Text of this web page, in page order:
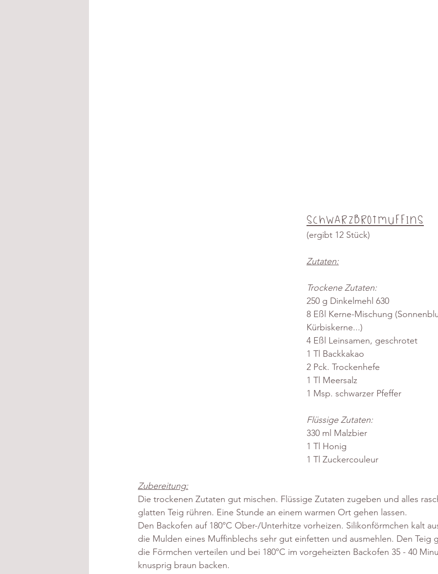
Schwarzbrotmuffins
(ergibt 12 Stück)
Zutaten:
Trockene Zutaten:
250 g Dinkelmehl 630
8 Eßl Kerne-Mischung
Kürbiskerne...)
4 Eßl Leinsamen, geschrotet
1 Tl Backkakao
2 Pck. Trockenhefe
1 Tl Meersalz
1 Msp. schwarzer Pfeffer
Flüssige Zutaten:
330 ml Malzbier
1 Tl Honig
1 Tl Zuckercouleur
Zubereitung:
Die trockenen Zutaten gut mischen. Flüssige Zutaten zugeben und alles
glatten Teig rühren. Eine Stunde an einem warmen Ort gehen lassen.
Den Backofen auf 180°C Ober-/Unterhitze vorheizen. Silikonförmchen kalt
die Mulden eines Muffinblechs sehr gut einfetten und ausmehlen. Den Teig
die Förmchen verteilen und bei 180°C im vorgeheizten Backofen 35 - 40
knusprig braun backen.